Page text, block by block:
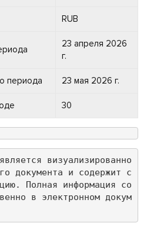
RUB
23 апреля 2026
г.
периода 23 мая 2026 г.
30
визуализированно
документа и содержит с
Полная информация со
в электронном докум